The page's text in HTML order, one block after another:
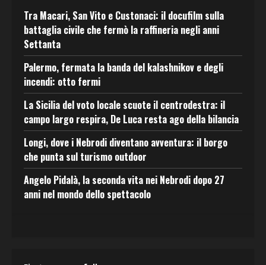
Tra Macari, San Vito e Custonaci: il docufilm sulla
battaglia civile che fermò la raffineria negli anni
Settanta
Palermo, fermata la banda del kalashnikov e degli
incendi: otto fermi
La Sicilia del voto locale scuote il centrodestra: il
campo largo respira, De Luca resta ago della bilancia
Longi, dove i Nebrodi diventano avventura: il borgo
che punta sul turismo outdoor
Angelo Pidalà, la seconda vita nei Nebrodi dopo 27
anni nel mondo dello spettacolo